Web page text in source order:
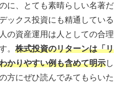
に、とても素晴らしい名著だ
ックス投資にも精通している
の資産運用は人としての合理
。 株式投資のリターンは「リ
かりやすい例も含めて明示し
方にぜひ読んでみてもらいた